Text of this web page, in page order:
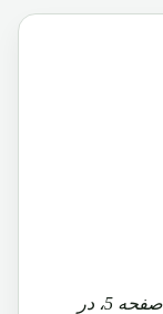
(یک تصحیح فوری: در قسمت دوم مقاله، صفحه 5، در